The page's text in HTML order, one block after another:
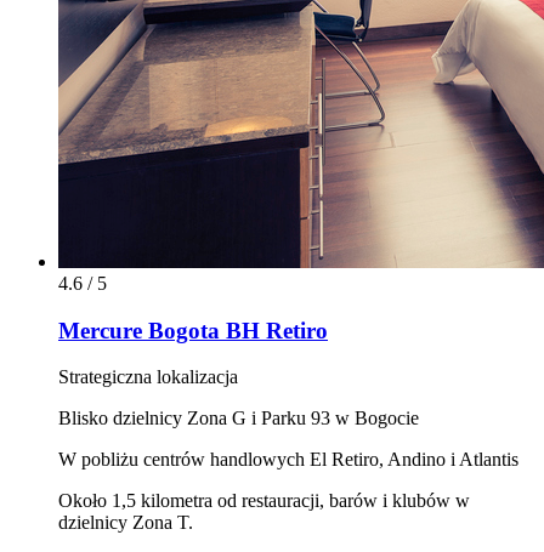
4.6 / 5
Mercure Bogota BH Retiro
Strategiczna lokalizacja
Blisko dzielnicy Zona G i Parku 93 w Bogocie
W pobliżu centrów handlowych El Retiro, Andino i Atlantis
Około 1,5 kilometra od restauracji, barów i klubów w
dzielnicy Zona T.